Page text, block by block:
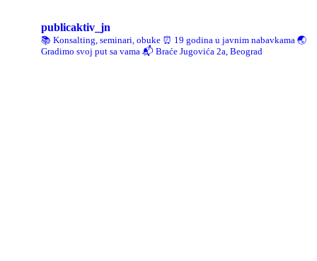
publicaktiv_jn
📚 Konsalting, seminari, obuke ⏰ 19 godina u javnim nabavkama 🌏
Gradimo svoj put sa vama 📬 Braće Jugovića 2a, Beograd